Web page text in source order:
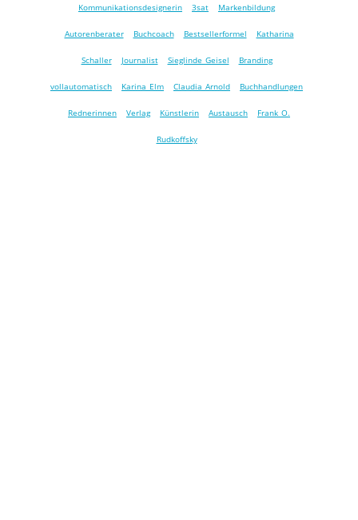
Kommunikationsdesignerin 3sat Markenbildung
Autorenberater Buchcoach Bestsellerformel Katharina
Schaller Journalist Sieglinde Geisel Branding
vollautomatisch Karina Elm Claudia Arnold Buchhandlungen
Rednerinnen Verlag Künstlerin Austausch Frank O.
Rudkoffsky